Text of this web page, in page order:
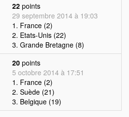
22 points
29 septembre 2014 à 19:03
1. France (2)
2. Etats-Unis (22)
3. Grande Bretagne (8)
20 points
5 octobre 2014 à 17:51
1. France (2)
2. Suède (21)
3. Belgique (19)